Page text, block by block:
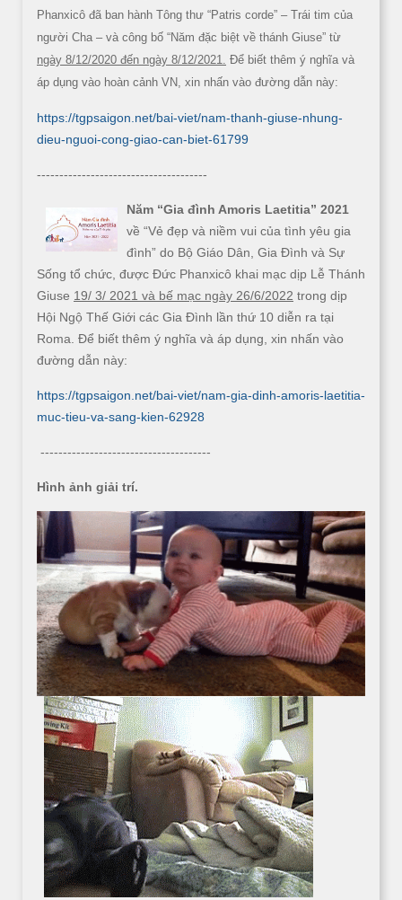
Phanxicô đã ban hành Tông thư “Patris corde” – Trái tim của
người Cha – và công bố “Năm đặc biệt về thánh Giuse” từ
ngày 8/12/2020 đến ngày 8/12/2021.
Để biết thêm ý nghĩa và
áp dụng vào hoàn cảnh VN, xin nhấn vào đường dẫn này:
https://tgpsaigon.net/bai-viet/nam-thanh-giuse-nhung-
dieu-nguoi-cong-giao-can-biet-61799
--------------------------------------
Năm “Gia đình Amoris Laetitia” 2021
về “Vẻ đẹp và niềm vui của tình yêu gia
đình” do Bộ Giáo Dân, Gia Đình và Sự
Sống tổ chức, được Đức Phanxicô khai mạc dịp Lễ Thánh
Giuse 19/ 3/ 2021 và bế mạc ngày 26/6/2022 trong dịp
Hội Ngộ Thế Giới các Gia Đình lần thứ 10 diễn ra tại
Roma. Để biết thêm ý nghĩa và áp dụng, xin nhấn vào
đường dẫn này:
https://tgpsaigon.net/bai-viet/nam-gia-dinh-amoris-laetitia-
muc-tieu-va-sang-kien-62928
--------------------------------------
Hình ảnh giải trí.